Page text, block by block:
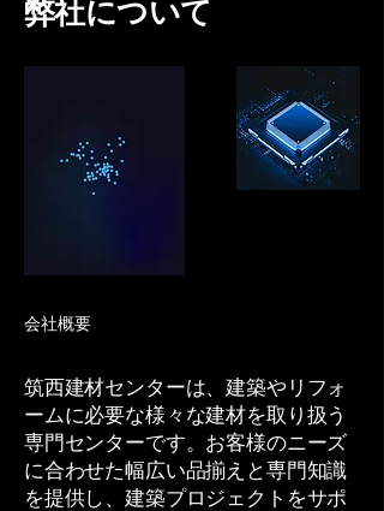
弊社について
会社概要
筑西建材センターは、建築やリフォ
ームに必要な様々な建材を取り扱う
専門センターです。お客様のニーズ
に合わせた幅広い品揃えと専門知識
を提供し、建築プロジェクトをサポ